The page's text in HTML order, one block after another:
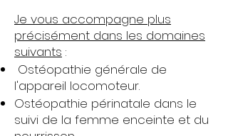
Je vous accompagne plus
précisément dans les domaines
suivants :
Ostéopathie générale de
l'appareil locomoteur.
Ostéopathie périnatale dans le
suivi de la femme enceinte et du